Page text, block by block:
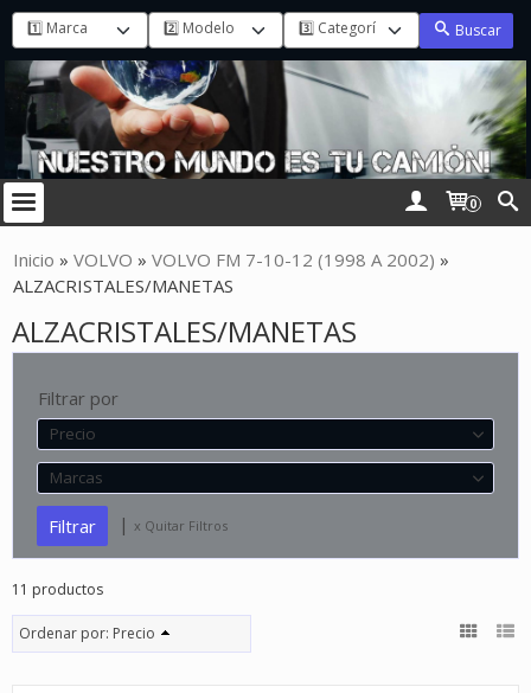
Buscar
0
Inicio » VOLVO » VOLVO FM 7-10-12 (1998 A 2002) »
ALZACRISTALES/MANETAS
ALZACRISTALES/MANETAS
Filtrar por
Precio
Marcas
| x Quitar Filtros
11 productos
Ordenar por: Precio